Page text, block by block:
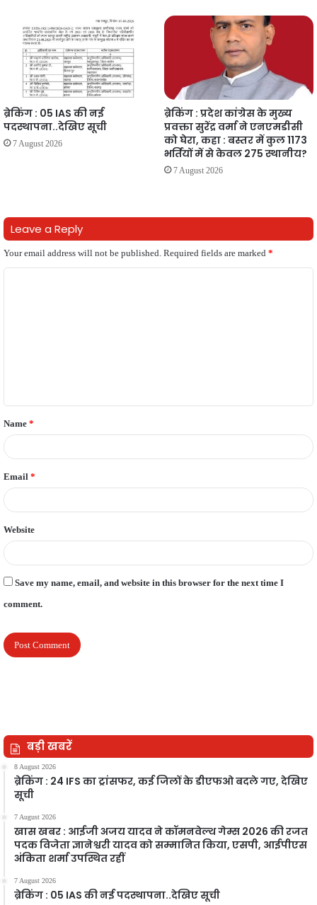
ब्रेकिंग : 05 IAS की नई
पदस्थापना..देखिए सूची
7 August 2026
ब्रेकिंग : प्रदेश कांग्रेस के मुख्य
प्रवक्ता सुरेंद्र वर्मा ने एनएमडीसी
को घेरा, कहा : बस्तर में कुल 1173
भर्तियों में से केवल 275 स्थानीय?
7 August 2026
Leave a Reply
Your email address will not be published. Required fields are marked *
t
*
Name *
Email *
Website
Save my name, email, and website in this browser for the next time I
comment.
बड़ी खबरें
8 August 2026
ब्रेकिंग : 24 IFS का ट्रांसफर, कई जिलों के डीएफओ बदले गए, देखिए
सूची
7 August 2026
खास खबर : आईजी अजय यादव ने कॉमनवेल्थ गेम्स 2026 की रजत
पदक विजेता ज्ञानेश्वरी यादव को सम्मानित किया, एसपी, आईपीएस
अंकिता शर्मा उपस्थित रहीं
7 August 2026
ब्रेकिंग : 05 IAS की नई पदस्थापना..देखिए सूची